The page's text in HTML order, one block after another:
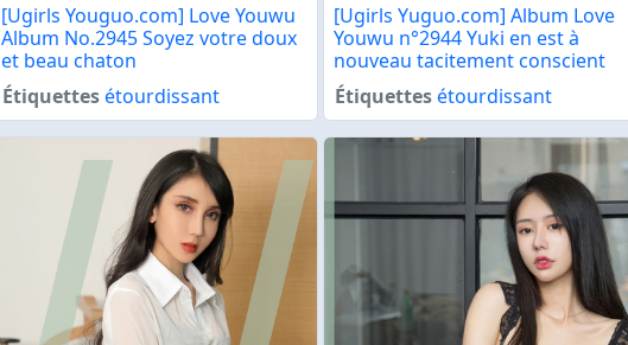
[Ugirls Youguo.com] Love Youwu
Album No.2945 Soyez votre doux
et beau chaton
Étiquettesétourdissant
[Ugirls Yuguo.com] Album Love
Youwu n°2944 Yuki en est à
nouveau tacitement conscient
Étiquettesétourdissant